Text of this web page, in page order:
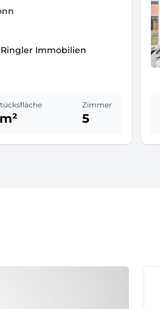
Ringler Immobilien
Zimmer
5